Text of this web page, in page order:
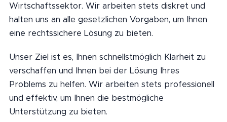
Wirtschaftssektor. Wir arbeiten stets diskret und
halten uns an alle gesetzlichen Vorgaben, um Ihnen
eine rechtssichere Lösung zu bieten.
Unser Ziel ist es, Ihnen schnellstmöglich Klarheit zu
verschaffen und Ihnen bei der Lösung Ihres
Problems zu helfen. Wir arbeiten stets professionell
und effektiv, um Ihnen die bestmögliche
Unterstützung zu bieten.